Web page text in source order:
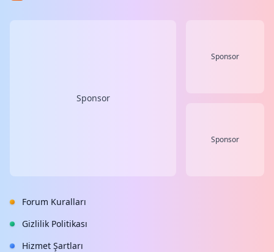
Sponsor
Sponsor
Sponsor
Forum Kuralları
Gizlilik Politikası
Hizmet Şartları